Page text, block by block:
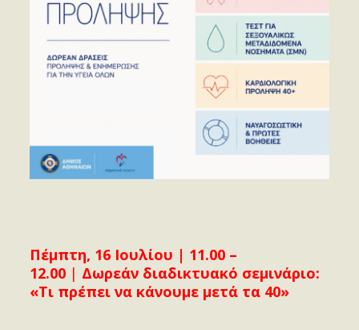
Πέμπτη, 16 Ιουλίου | 11.00 –
12.00| Δωρεάν διαδικτυακό σεμινάριο:
«Τι πρέπει να κάνουμε μετά τα 40»